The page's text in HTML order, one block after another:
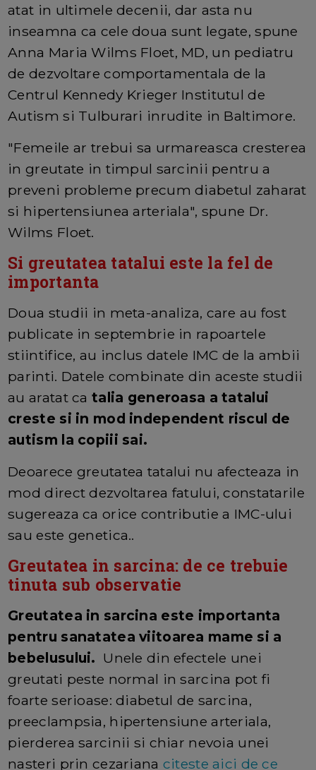
atat in ultimele decenii, dar asta nu
inseamna ca cele doua sunt legate, spune
Anna Maria Wilms Floet, MD, un pediatru
de dezvoltare comportamentala de la
Centrul Kennedy Krieger Institutul de
Autism si Tulburari inrudite in Baltimore.
"Femeile ar trebui sa urmareasca cresterea
in greutate in timpul sarcinii pentru a
preveni probleme precum diabetul zaharat
si hipertensiunea arteriala", spune Dr.
Wilms Floet.
Si greutatea tatalui este la fel de
importanta
Doua studii in meta-analiza, care au fost
publicate in septembrie in rapoartele
stiintifice, au inclus datele IMC de la ambii
parinti. Datele combinate din aceste studii
au aratat ca talia generoasa a tatalui
creste si in mod independent riscul de
autism la copiii sai.
Deoarece greutatea tatalui nu afecteaza in
mod direct dezvoltarea fatului, constatarile
sugereaza ca orice contributie a IMC-ului
sau este genetica..
Greutatea in sarcina: de ce trebuie
tinuta sub observatie
Greutatea in sarcina este importanta
pentru sanatatea viitoarea mame si a
bebelusului. Unele din efectele unei
greutati peste normal in sarcina pot fi
foarte serioase: diabetul de sarcina,
preeclampsia, hipertensiune arteriala,
pierderea sarcinii si chiar nevoia unei
nasteri prin cezariana citeste aici de ce